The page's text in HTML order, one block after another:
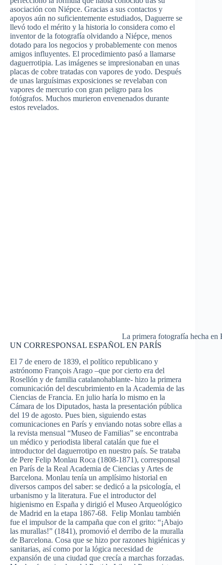
asociación con Niépce. Gracias a sus contactos y
apoyos aún no suficientemente estudiados, Daguerre se
llevó todo el mérito y la historia lo considera como el
inventor de la fotografía olvidando a Niépce, menos
dotado para los negocios y probablemente con menos
amigos influyentes. El procedimiento pasó a llamarse
daguerrotipia. Las imágenes se impresionaban en unas
placas de cobre tratadas con vapores de yodo. Después
de unas larguísimas exposiciones se revelaban con
vapores de mercurio con gran peligro para los
fotógrafos. Muchos murieron envenenados durante
estos revelados.
La primera fotografía hecha en
UN CORRESPONSAL ESPAÑOL EN PARÍS
El 7 de enero de 1839, el político republicano y
astrónomo François Arago –que por cierto era del
Rosellón y de familia catalanohablante- hizo la primera
comunicación del descubrimiento en la Academia de las
Ciencias de Francia. En julio haría lo mismo en la
Cámara de los Diputados, hasta la presentación pública
del 19 de agosto. Pues bien, siguiendo estas
comunicaciones en París y enviando notas sobre ellas a
la revista mensual “Museo de Familias” se encontraba
un médico y periodista liberal catalán que fue el
introductor del daguerrotipo en nuestro país. Se trataba
de Pere Felip Monlau Roca (1808-1871), corresponsal
en París de la Real Academia de Ciencias y Artes de
Barcelona. Monlau tenía un amplísimo historial en
diversos campos del saber: se dedicó a la psicología, el
urbanismo y la literatura. Fue el introductor del
higienismo en España y dirigió el Museo Arqueológico
de Madrid en la etapa 1867-68. Felip Monlau también
fue el impulsor de la campaña que con el grito: “¡Abajo
las murallas!” (1841), promovió el derribo de la muralla
de Barcelona. Cosa que se hizo por razones higiénicas y
sanitarias, así como por la lógica necesidad de
expansión de una ciudad que crecía a marchas forzadas.